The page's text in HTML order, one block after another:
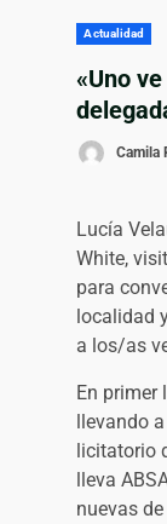
Actualidad
«Uno
Camila
Lucía
White,
para
localidad
a los/as
En primer
llevando
licitatorio
lleva
nuevas